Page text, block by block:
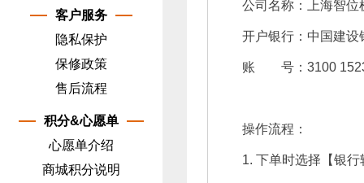
客户服务
隐私保护
保修政策
售后流程
积分&心愿单
心愿单介绍
商城积分说明
公司名称：上海智
开户银行：中国建
账 号：3100
操作流程：
1. 下单时选择【银行